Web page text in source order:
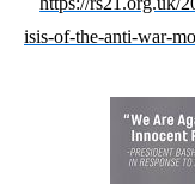
isis-of-the-anti-war-